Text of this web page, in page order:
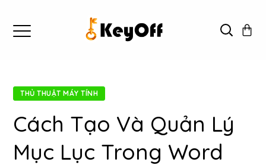
THỦ THUẬT MÁY TÍNH
Cách Tạo Và Quản Lý
Mục Lục Trong Word